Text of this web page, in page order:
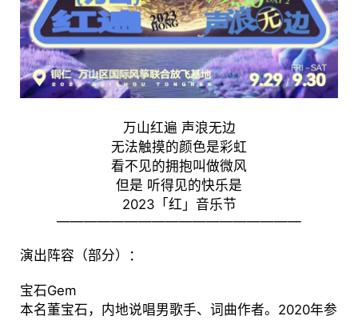
万山红遍 声浪无边
无法触摸的颜色是彩虹
看不见的拥抱叫做微风
但是 听得见的快乐是
2023「红」音乐节
——————————————————
演出阵容（部分）：
宝石Gem
本名董宝石，内地说唱男歌手、词曲作者。2020年参